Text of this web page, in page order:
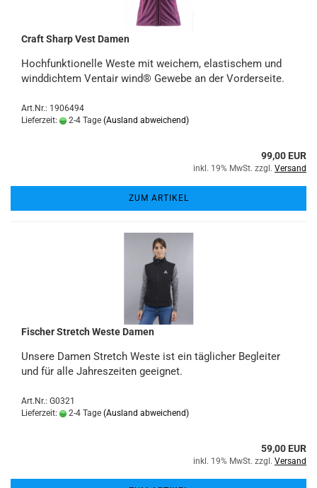
Craft Sharp Vest Damen
Hochfunktionelle Weste mit weichem, elastischem und
winddichtem Ventair wind® Gewebe an der Vorderseite.
Art.Nr.: 1906494
Lieferzeit:
2-4 Tage (Ausland abweichend)
99,00 EUR
inkl. 19% MwSt. zzgl. Versand
ZUM ARTIKEL
Fischer Stretch Weste Damen
Unsere Damen Stretch Weste ist ein täglicher Begleiter
und für alle Jahreszeiten geeignet.
Art.Nr.: G0321
Lieferzeit:
2-4 Tage (Ausland abweichend)
59,00 EUR
inkl. 19% MwSt. zzgl. Versand